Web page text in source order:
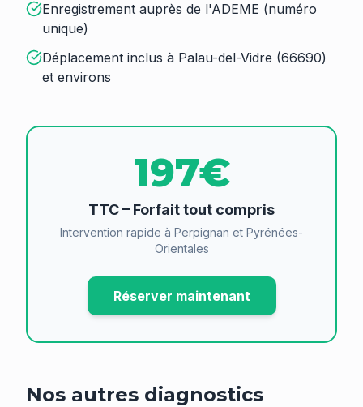
Enregistrement auprès de l'ADEME (numéro
unique)
Déplacement inclus à Palau-del-Vidre (66690)
et environs
197€
TTC – Forfait tout compris
Intervention rapide à Perpignan et Pyrénées-
Orientales
Réserver maintenant
Nos autres diagnostics